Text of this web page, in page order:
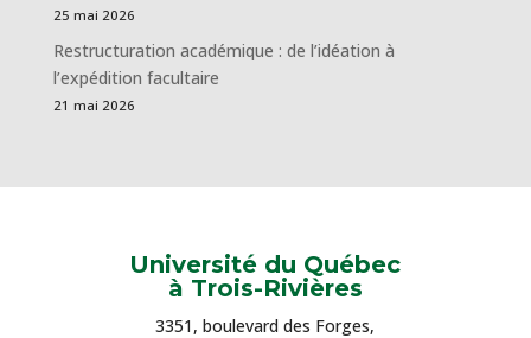
25 mai 2026
Restructuration académique : de l’idéation à
l’expédition facultaire
21 mai 2026
Université du Québec
à Trois-Rivières
3351, boulevard des Forges,